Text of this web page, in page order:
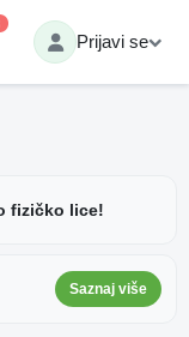
Prijavi se
fizičko lice!
Saznaj više